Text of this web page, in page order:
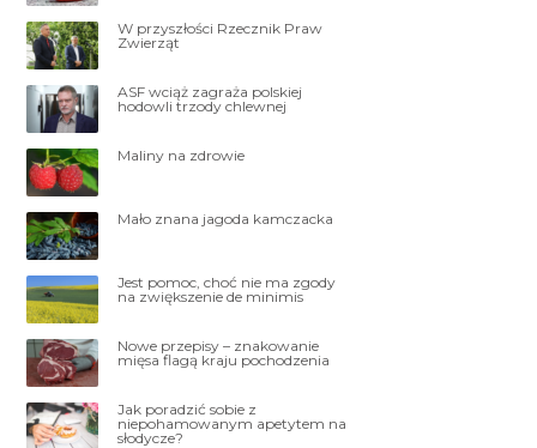
W przyszłości Rzecznik Praw
Zwierząt
ASF wciąż zagraża polskiej
hodowli trzody chlewnej
Maliny na zdrowie
Mało znana jagoda kamczacka
Jest pomoc, choć nie ma zgody
na zwiększenie de minimis
Nowe przepisy – znakowanie
mięsa flagą kraju pochodzenia
Jak poradzić sobie z
niepohamowanym apetytem na
słodycze?